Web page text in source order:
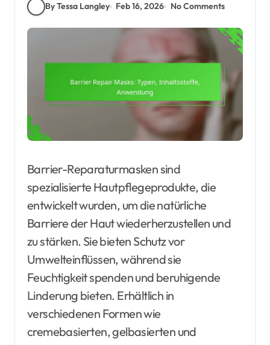
By Tessa Langley Feb 16, 2026 No Comments
Barrier-Reparaturmasken sind
spezialisierte Hautpflegeprodukte, die
entwickelt wurden, um die natürliche
Barriere der Haut wiederherzustellen und
zu stärken. Sie bieten Schutz vor
Umwelteinflüssen, während sie
Feuchtigkeit spenden und beruhigende
Linderung bieten. Erhältlich in
verschiedenen Formen wie
cremebasierten, gelbasierten und